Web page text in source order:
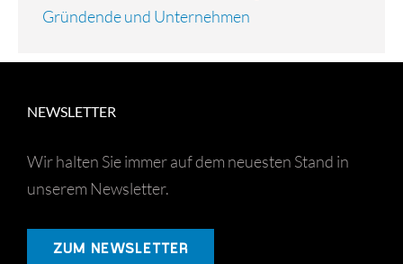
Gründende und Unternehmen
NEWSLETTER
Wir halten Sie immer auf dem neuesten Stand in
unserem Newsletter.
ZUM NEWSLETTER